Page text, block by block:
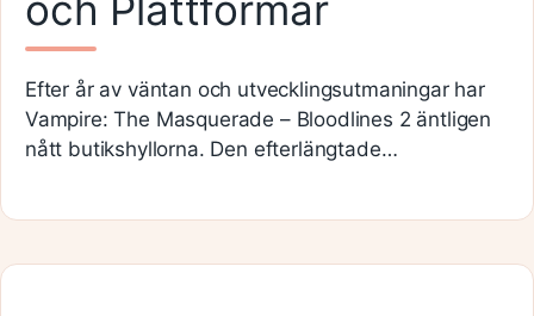
Efter år av väntan och utvecklingsutmaningar har
Vampire: The Masquerade – Bloodlines 2 äntligen
nått butikshyllorna. Den efterlängtade…